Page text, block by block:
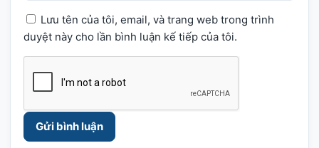
Lưu tên của tôi, email, và trang web trong trình
duyệt này cho lần bình luận kế tiếp của tôi.